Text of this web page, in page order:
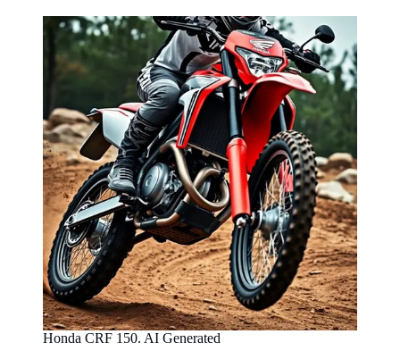
Honda CRF 150. AI Generated